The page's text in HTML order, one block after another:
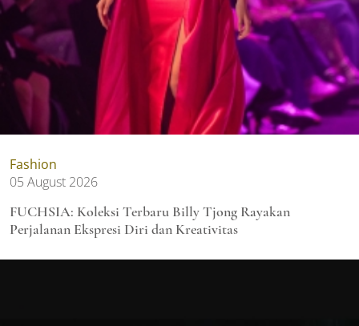
Fashion
05 August 2026
FUCHSIA: Koleksi Terbaru Billy Tjong Rayakan
Perjalanan Ekspresi Diri dan Kreativitas